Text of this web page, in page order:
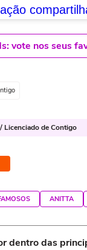
vote nos seus
Licenciado de Contigo
ANITTA
dentro das